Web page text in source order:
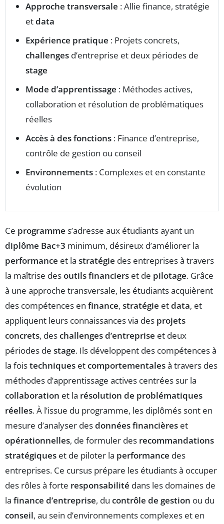
Approche transversale : Allie finance, stratégie
etdata
Expérience pratique : Projets concrets,
challenges d’entreprise et deux périodes de
stage
Mode d’apprentissage : Méthodes actives,
collaboration et résolution de problématiques
réelles
Accès à des fonctions : Finance d’entreprise,
contrôle de gestion ou conseil
Environnements : Complexes et en constante
évolution
Ce programme s’adresse aux étudiants ayant un
diplôme Bac+3 minimum, désireux d’améliorer la
performance et la stratégie des entreprises à travers
la maîtrise desoutils financiers et de pilotage. Grâce
à une approche transversale, les étudiants acquièrent
des compétences en finance, stratégie etdata, et
appliquent leurs connaissances via des projets
concrets, deschallenges d’entreprise et deux
périodes de stage. Ils développent des compétences à
la foistechniques etcomportementalesà travers des
méthodes d’apprentissage actives centrées sur la
collaboration et la résolution de problématiques
réelles. À l’issue du programme, les diplômés sont en
mesure d’analyser desdonnées financières et
opérationnelles, de formuler des recommandations
stratégiques et de piloter la performance des
entreprises. Ce cursus prépare les étudiants à occuper
des rôles à forte responsabilité dans les domaines de
la finance d’entreprise, du contrôle de gestion ou du
conseil, au sein d’environnements complexes et en